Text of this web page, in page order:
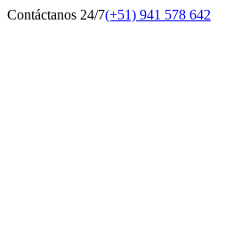
Contáctanos 24/7(+51) 941 578 642